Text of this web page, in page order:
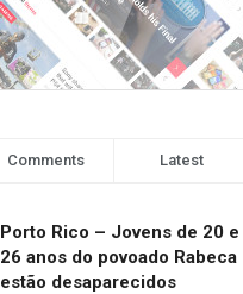
Comments Latest
Porto Rico – Jovens de 20 e
26 anos do povoado Rabeca
estão desaparecidos